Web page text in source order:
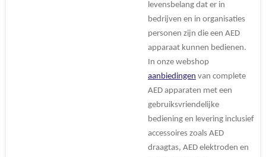
levensbelang dat er in
bedrijven en in organisaties
personen zijn die een AED
apparaat kunnen bedienen.
In onze webshop
aanbiedingen van complete
AED apparaten met een
gebruiksvriendelijke
bediening en levering inclusief
accessoires zoals AED
draagtas, AED elektroden en